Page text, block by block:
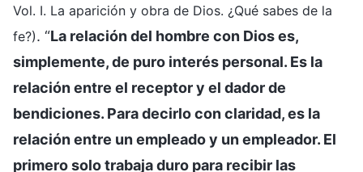
Vol. I. La aparición y obra de Dios. ¿Qué sabes de la
fe?). “La relación del hombre con Dios es,
simplemente, de puro interés personal. Es la
relación entre el receptor y el dador de
bendiciones. Para decirlo con claridad, es la
relación entre un empleado y un empleador. El
primero solo trabaja duro para recibir las